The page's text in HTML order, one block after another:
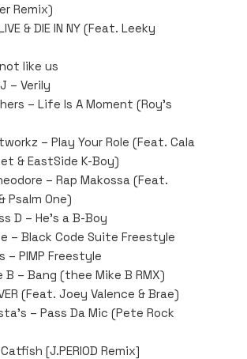
Remix)
& DIE IN NY (Feat. Leeky
like us
– Verily
– Life Is A Moment (Roy’s
– Play Your Role (Feat. Cala
& EastSide K-Boy)
– Rap Makossa (Feat.
Psalm One)
D – He’s a B-Boy
– Black Code Suite Freestyle
– PIMP Freestyle
B – Bang (thee Mike B RMX)
(Feat. Joey Valence & Brae)
– Pass Da Mic (Pete Rock
[J.PERIOD Remix]